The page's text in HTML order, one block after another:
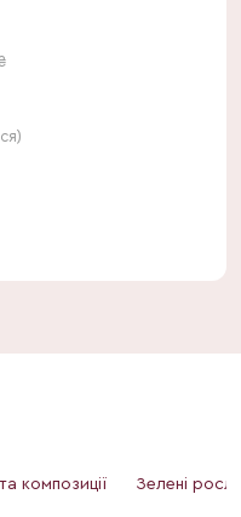
композиції Зелені